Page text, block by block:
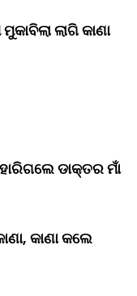
ଲାଗି କାଣା
ଡାକ୍ତର ମାଁ
କାଣା କଲେ